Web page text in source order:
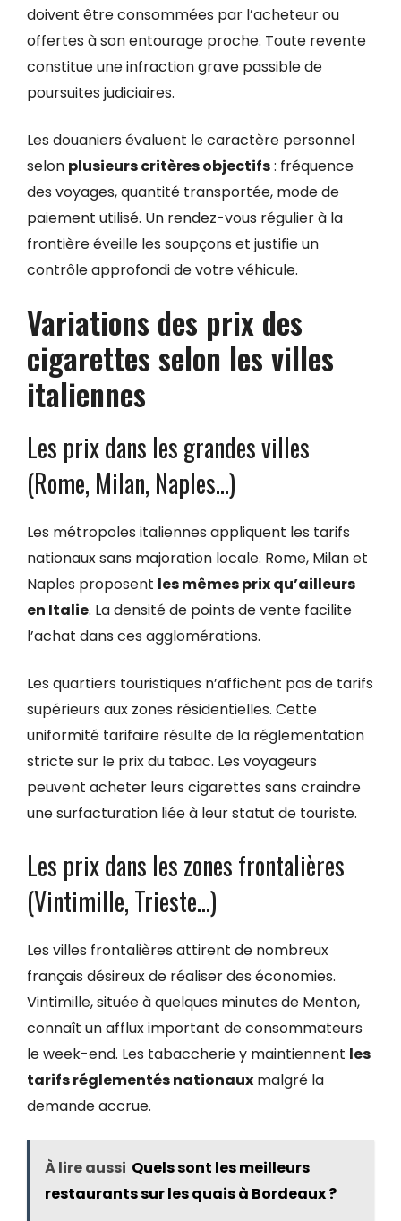
doivent être consommées par l’acheteur ou
offertes à son entourage proche. Toute revente
constitue une infraction grave passible de
poursuites judiciaires.
Les douaniers évaluent le caractère personnel
selon plusieurs critères objectifs: fréquence
des voyages, quantité transportée, mode de
paiement utilisé. Un rendez-vous régulier à la
frontière éveille les soupçons et justifie un
contrôle approfondi de votre véhicule.
Variations des prix des
cigarettes selon les villes
italiennes
Les prix dans les grandes villes
(Rome, Milan, Naples…)
Les métropoles italiennes appliquent les tarifs
nationaux sans majoration locale. Rome, Milan et
Naples proposent les mêmes prix qu’ailleurs
en Italie. La densité de points de vente facilite
l’achat dans ces agglomérations.
Les quartiers touristiques n’affichent pas de tarifs
supérieurs aux zones résidentielles. Cette
uniformité tarifaire résulte de la réglementation
stricte sur le prix du tabac. Les voyageurs
peuvent acheter leurs cigarettes sans craindre
une surfacturation liée à leur statut de touriste.
Les prix dans les zones frontalières
(Vintimille, Trieste…)
Les villes frontalières attirent de nombreux
français désireux de réaliser des économies.
Vintimille, située à quelques minutes de Menton,
connaît un afflux important de consommateurs
le week-end. Les tabaccherie y maintiennent les
tarifs réglementés nationaux malgré la
demande accrue.
À lire aussi Quels sont les meilleurs
restaurants sur les quais à Bordeaux ?